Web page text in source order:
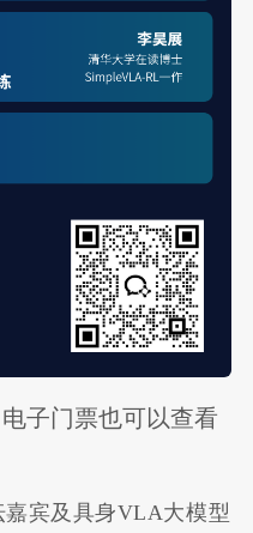
子门票也可以查看
宾及具身VLA大模型